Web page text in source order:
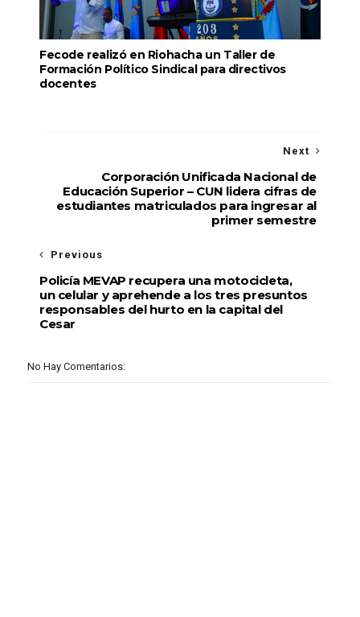
Fecode realizó en Riohacha un Taller de
Formación Político Sindical para directivos
docentes
Next
Corporación Unificada Nacional de
Educación Superior – CUN lidera cifras de
estudiantes matriculados para ingresar al
primer semestre
Previous
Policía MEVAP recupera una motocicleta,
un celular y aprehende a los tres presuntos
responsables del hurto en la capital del
Cesar
No Hay Comentarios: